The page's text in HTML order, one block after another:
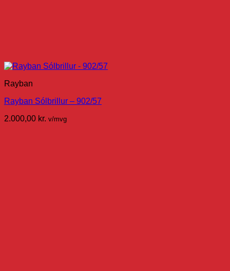
Rayban
Rayban Sólbrillur – 902/57
2.000,00 kr. v/mvg